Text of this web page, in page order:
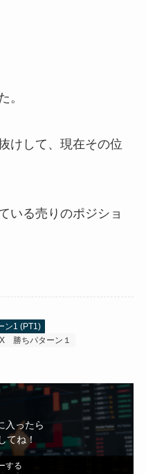
。
けして、現在その位
いる売りのポジショ
ン1 (PT1)
勝ちパターン１
入ったら
てね！